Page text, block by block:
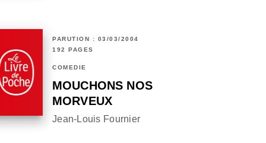
PARUTION : 03/03/2004
192 PAGES
COMÉDIE
MOUCHONS NOS
MORVEUX
Jean-Louis Fournier